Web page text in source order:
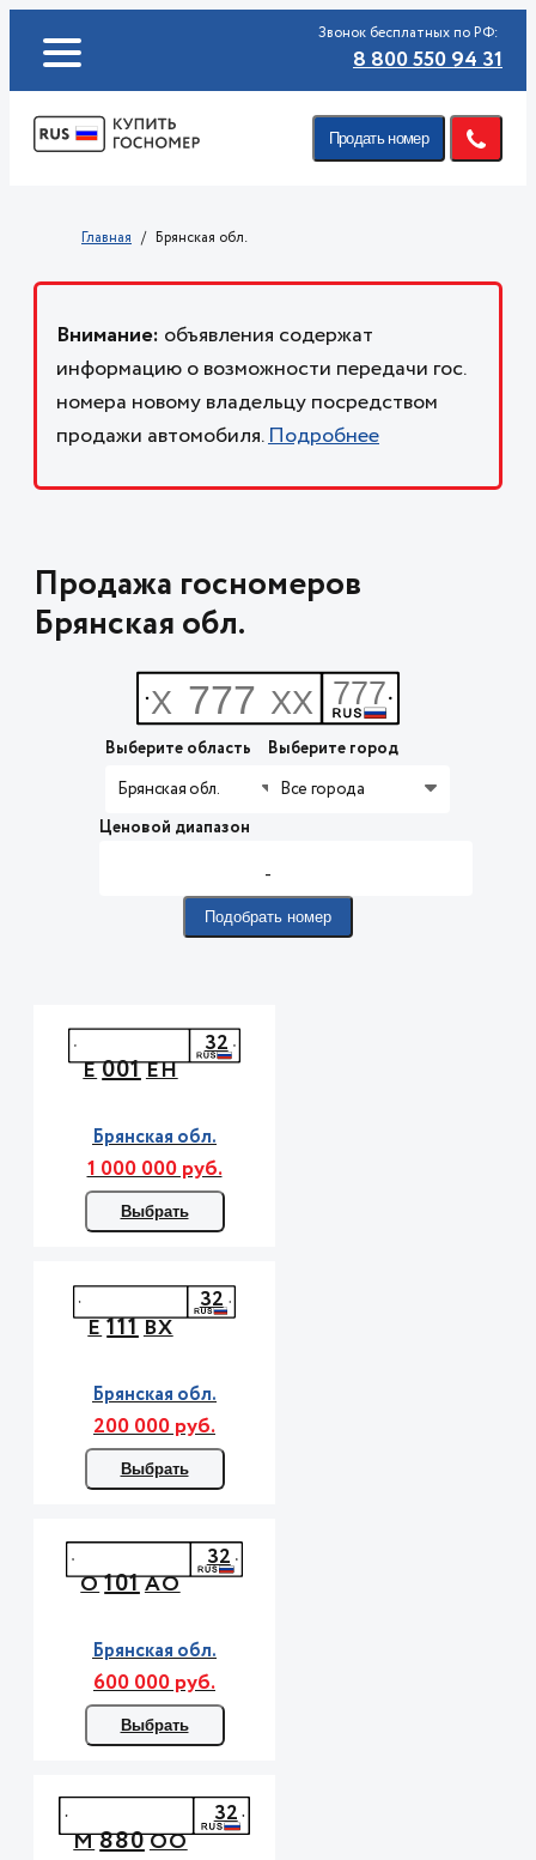
Звонок бесплатных по РФ:
8 800 550 94 31
Продать номер
Главная Брянская обл.
Внимание: объявления содержат
информацию о возможности передачи гос.
номера новому владельцу посредством
продажи автомобиля.Подробнее
Продажа госномеров
Брянская обл.
Выберите область
Брянская обл.
Выберите город
Все города
Ценовой диапазон
-
Подобрать номер
Е001ЕН
32
Брянская обл.
1 000 000 руб.
Выбрать
Е111ВХ
32
Брянская обл.
200 000 руб.
Выбрать
О101АО
32
Брянская обл.
600 000 руб.
Выбрать
М880ОО
32